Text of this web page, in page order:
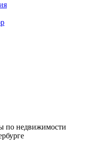
по недвижимости